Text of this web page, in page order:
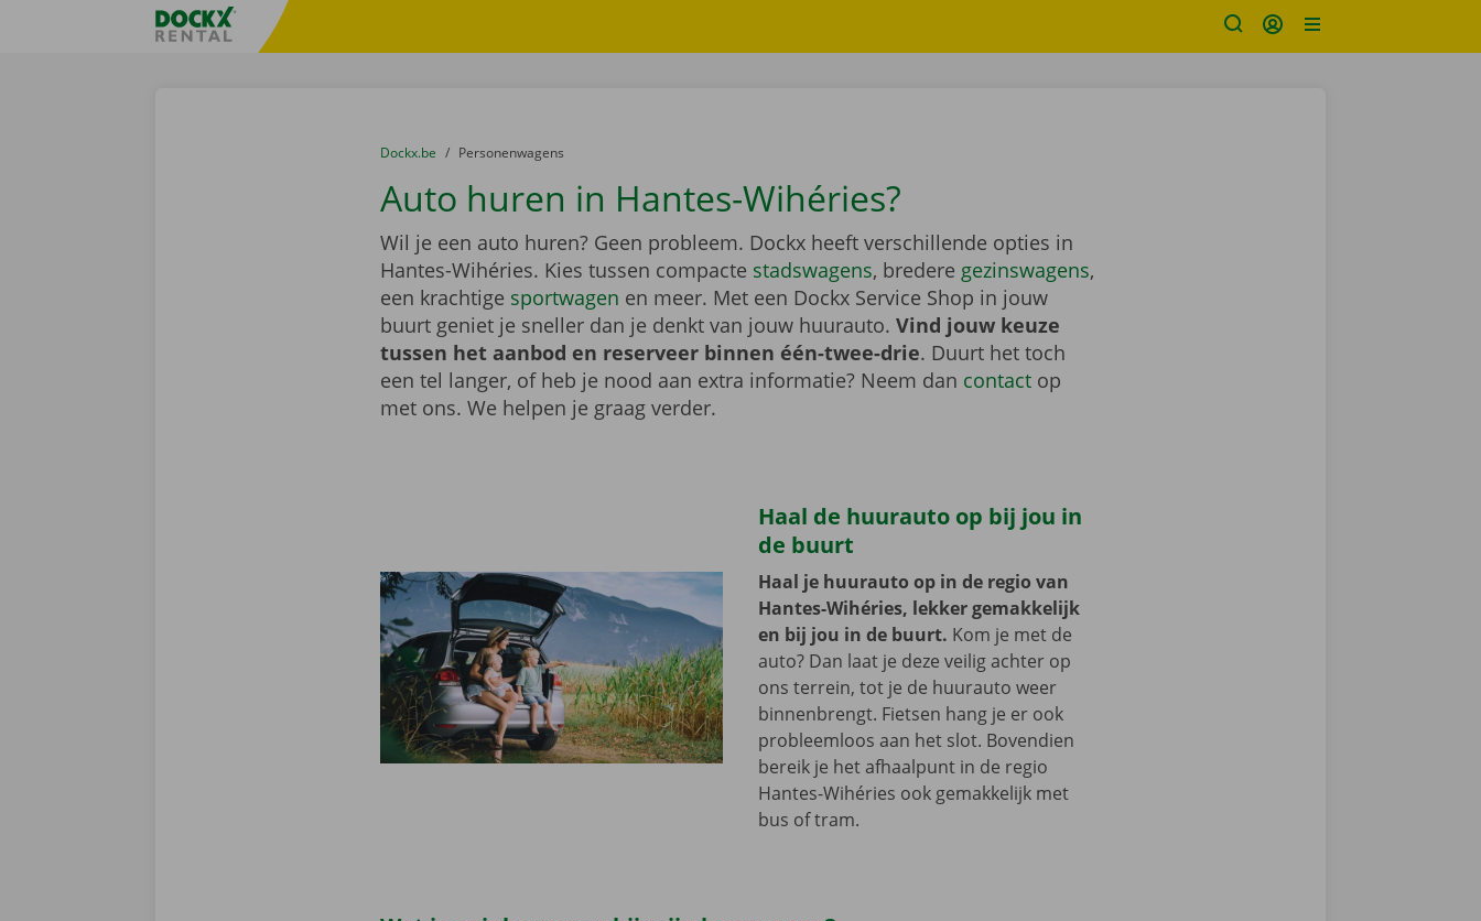
Taalselectie overslaanFratello DEMO
U bevindt zich hier:
van
Dockx.be naar
Personenwagens
Auto huren in Hantes-Wihéries?
Wil je een auto huren? Geen probleem. Dockx heeft verschillende opties in
Hantes-Wihéries. Kies tussen compacte stadswagens, bredere gezinswagens,
een krachtige sportwagen en meer. Met een Dockx Service Shop in jouw
buurt geniet je sneller dan je denkt van jouw huurauto. Vind jouw keuze
tussen het aanbod en reserveer binnen één-twee-drie. Duurt het toch
een tel langer, of heb je nood aan extra informatie? Neem dan contactop
met ons. We helpen je graag verder.
Haal de huurauto op bij jou in
de buurt
Haal je huurauto op in de regio van
Hantes-Wihéries, lekker gemakkelijk
en bij jou in de buurt. Kom je met de
auto? Dan laat je deze veilig achter op
ons terrein, tot je de huurauto weer
binnenbrengt. Fietsen hang je er ook
probleemloos aan het slot. Bovendien
bereik je het afhaalpunt in de regio
Hantes-Wihéries ook gemakkelijk met
bus of tram.